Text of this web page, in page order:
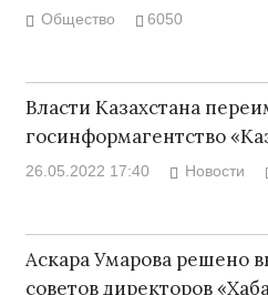
Общество
6050
Власти Казахстана
госинформагентство
26.05.2022 17:40 Новости
Аскара Умарова решено
советов директоров